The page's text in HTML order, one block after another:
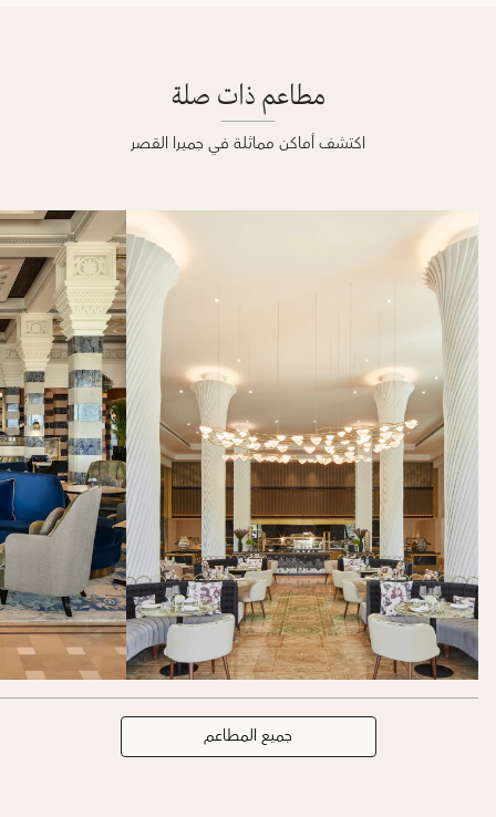
مطاعم ذات صلة
اكتشف أماكن مماثلة في جميرا القصر
جميع المطاعم